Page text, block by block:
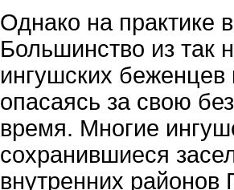
Однако на практике
Большинство из так
ингушских беженцев
опасаясь за свою
время. Многие
сохранившиеся
внутренних районов